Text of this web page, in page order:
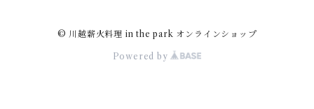
© 川越薪火料理 in the park オンラインショップ
Powered by